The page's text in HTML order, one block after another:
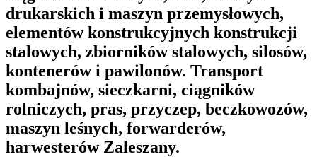
drukarskich i maszyn przemysłowych,
elementów konstrukcyjnych konstrukcji
stalowych, zbiorników stalowych, silosów,
kontenerów i pawilonów. Transport
kombajnów, sieczkarni, ciągników
rolniczych, pras, przyczep, beczkowozów,
maszyn leśnych, forwarderów,
harwesterów Zaleszany.